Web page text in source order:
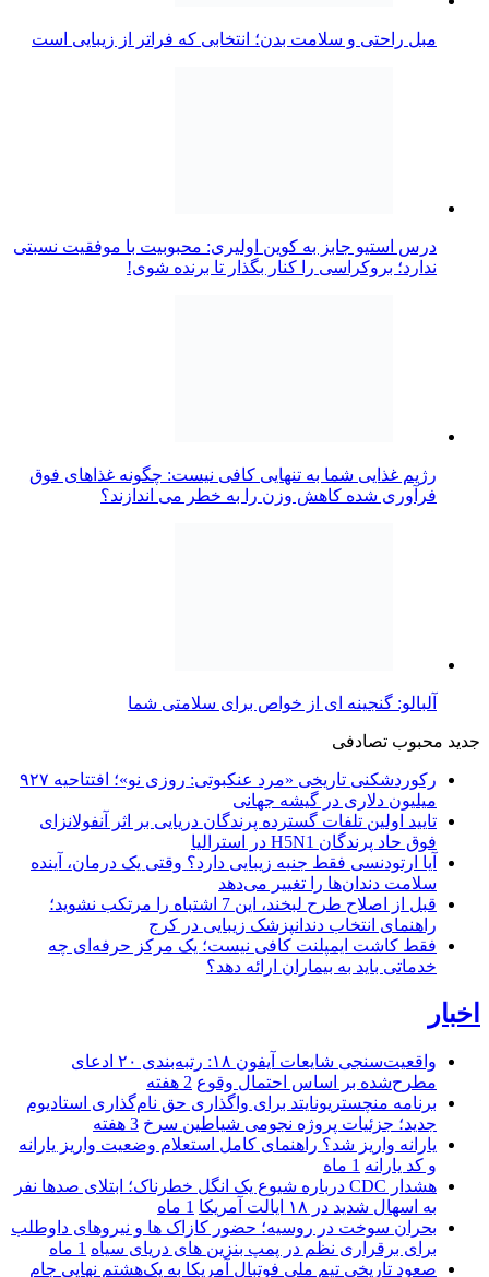
مبل راحتی و سلامت بدن؛ انتخابی که فراتر از زیبایی است
درس استیو جابز به کوین اولیری: محبوبیت با موفقیت نسبتی
ندارد؛ بروکراسی را کنار بگذار تا برنده شوی!
رژیم غذایی شما به تنهایی کافی نیست: چگونه غذاهای فوق
فرآوری شده کاهش وزن را به خطر می اندازند؟
آلبالو: گنجینه ای از خواص برای سلامتی شما
جدید محبوب تصادفی
رکوردشکنی تاریخی «مرد عنکبوتی: روزی نو»؛ افتتاحیه ۹۲۷
میلیون دلاری در گیشه جهانی
تایید اولین تلفات گسترده پرندگان دریایی بر اثر آنفولانزای
فوق حاد پرندگان H5N1 در استرالیا
آیا ارتودنسی فقط جنبه زیبایی دارد؟ وقتی یک درمان، آینده
سلامت دندان‌ها را تغییر می‌دهد
قبل از اصلاح طرح لبخند، این 7 اشتباه را مرتکب نشوید؛
راهنمای انتخاب دندانپزشک زیبایی در کرج
فقط کاشت ایمپلنت کافی نیست؛ یک مرکز حرفه‌ای چه
خدماتی باید به بیماران ارائه دهد؟
اخبار
واقعیت‌سنجی شایعات آیفون ۱۸: رتبه‌بندی ۲۰ ادعای
مطرح‌شده بر اساس احتمال وقوع 2 هفته
برنامه منچستریونایتد برای واگذاری حق نام‌گذاری استادیوم
جدید؛ جزئیات پروژه نجومی شیاطین سرخ 3 هفته
یارانه واریز شد؟ راهنمای کامل استعلام وضعیت واریز یارانه
و کد یارانه 1 ماه
هشدار CDC درباره شیوع یک انگل خطرناک؛ ابتلای صدها نفر
به اسهال شدید در ۱۸ ایالت آمریکا
1 ماه
بحران سوخت در روسیه؛ حضور کازاک‌ ها و نیروهای داوطلب
برای برقراری نظم در پمپ بنزین‌ های دریای سیاه 1 ماه
صعود تاریخی تیم ملی فوتبال آمریکا به یک‌هشتم نهایی جام